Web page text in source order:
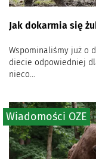
Jak dokarmia się
Wspominaliśmy już o
diecie odpowiedniej
nieco...
Wiadomości OZE